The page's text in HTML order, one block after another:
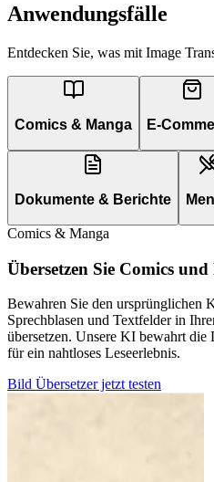
Anwendungsfälle
Entdecken Sie, was mit Image
Comics & Manga E-
Dokumente & Berichte
Comics & Manga
Übersetzen Sie Comics
Bewahren Sie den ursprünglichen
Sprechblasen und Textfelder in
übersetzen. Unsere KI bewahrt
für ein nahtloses Leseerlebnis.
Bild Übersetzer jetzt testen